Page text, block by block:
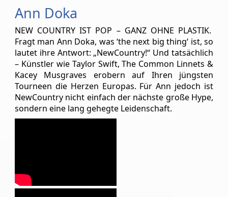
sind
Produktion
Sprich
uns
an!
On
Tour
Partner
Venues/Termine
Ann Doka
NEW COUNTRY IST POP – GANZ OHNE PLASTIK.
Fragt man Ann Doka, was ‘the next big thing‘ ist, so
lautet ihre Antwort: „NewCountry!“ Und tatsächlich
– Künstler wie Taylor Swift, The Common Linnets &
Kacey Musgraves erobern auf Ihren jüngsten
Tourneen die Herzen Europas. Für Ann jedoch ist
NewCountry nicht einfach der nächste große Hype,
sondern eine lang gehegte Leidenschaft.